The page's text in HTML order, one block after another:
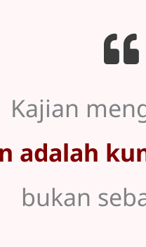
Kajian
adalah
bukan